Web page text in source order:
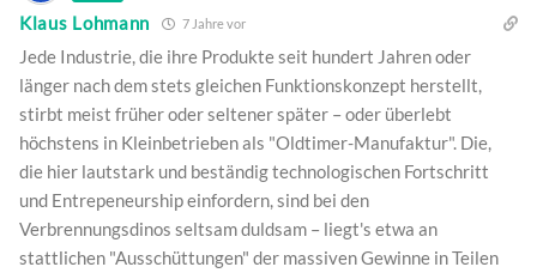
Klaus Lohmann 7 Jahre vor
Jede Industrie, die ihre Produkte seit hundert Jahren oder
länger nach dem stets gleichen Funktionskonzept herstellt,
stirbt meist früher oder seltener später – oder überlebt
höchstens in Kleinbetrieben als "Oldtimer-Manufaktur". Die,
die hier lautstark und beständig technologischen Fortschritt
und Entrepeneurship einfordern, sind bei den
Verbrennungsdinos seltsam duldsam – liegt's etwa an
stattlichen "Ausschüttungen" der massiven Gewinne in Teilen